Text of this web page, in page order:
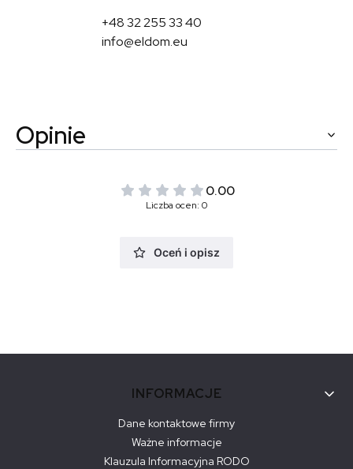
+48 32 255 33 40
info@eldom.eu
Opinie
0.00
Liczba ocen: 0
Oceń i opisz
INFORMACJE
Dane kontaktowe firmy
Ważne informacje
Klauzula Informacyjna RODO